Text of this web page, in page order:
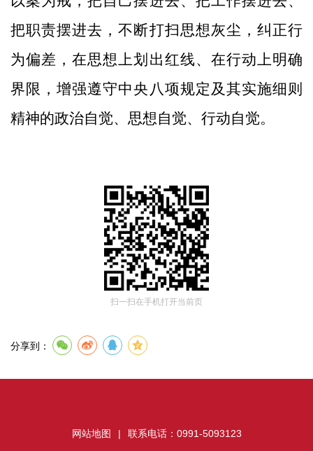
把职责摆进去，不断打扫思想灰尘，纠正行
为偏差，在思想上划出红线、在行动上明确
界限，增强遵守中央八项规定及其实施细则
精神的政治自觉、思想自觉、行动自觉。
扫一扫在手机打开当前页
分享到：
网站地图 | 联系电话：0991-5093123